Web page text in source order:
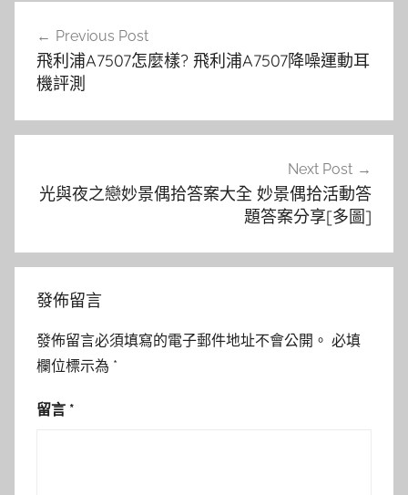
導
覽
Previous Post
飛利浦A7507怎麼樣? 飛利浦A7507降噪運動耳
機評測
Next Post
光與夜之戀妙景偶拾答案大全 妙景偶拾活動答
題答案分享[多圖]
發佈留言
發佈留言必須填寫的電子郵件地址不會公開。 必填
欄位標示為 *
留言 *